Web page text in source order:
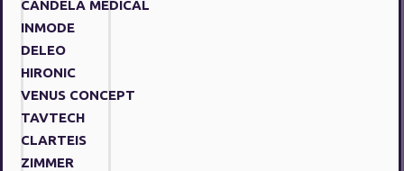
CANDELA MEDICAL
INMODE
DELEO
HIRONIC
VENUS CONCEPT
TAVTECH
CLARTEIS
ZIMMER